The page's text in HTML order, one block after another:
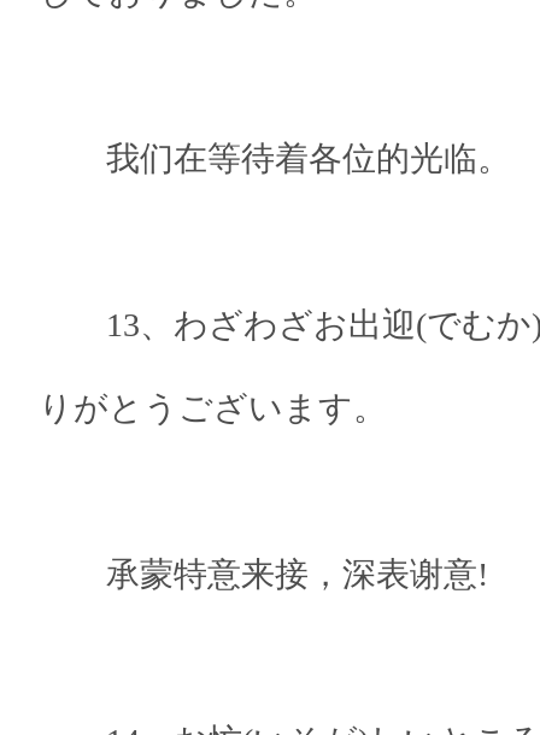
我们在等待着各位的光临。
13、わざわざお出迎(でむか
りがとうございます。
承蒙特意来接，深表谢意!